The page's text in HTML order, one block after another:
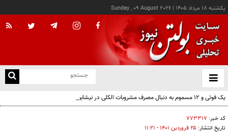
يکشنبه ۱۸ مرداد ۱۴۰۵ |
Sunday , 09 August 2026
باز
و
یک فوتی و ۱۲ مسموم به دنبال مصرف مشروبات الکلی در نیشابور
کد خبر: ۷۷۳۳۱۷
تاریخ انتشار: ۲۵ فروردين ۱۴۰۱ - ۱۱:۲۱